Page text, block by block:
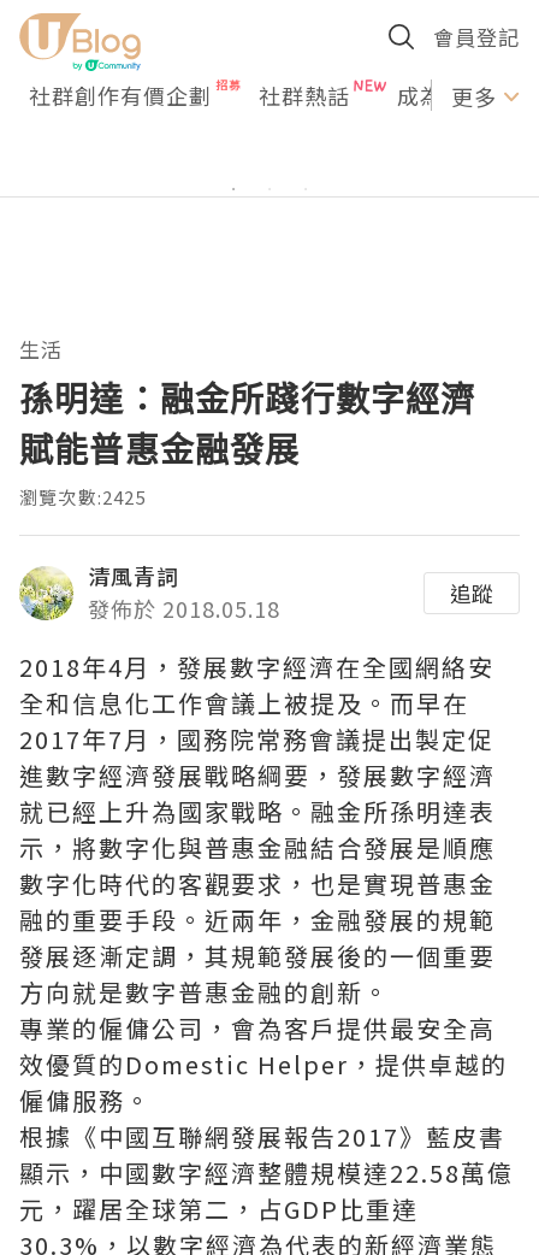
會員登記
社群創作有價企劃 社群熱話 成為U更多
生活
孫明達：融金所踐行數字經濟
賦能普惠金融發展
瀏覽次數:2425
清風青詞
發佈於 2018.05.18
追蹤
2018年4月，發展數字經濟在全國網絡安
全和信息化工作會議上被提及。而早在
2017年7月，國務院常務會議提出製定促
進數字經濟發展戰略綱要，發展數字經濟
就已經上升為國家戰略。融金所孫明達表
示，將數字化與普惠金融結合發展是順應
數字化時代的客觀要求，也是實現普惠金
融的重要手段。近兩年，金融發展的規範
發展逐漸定調，其規範發展後的一個重要
方向就是數字普惠金融的創新。
專業的僱傭公司，會為客戶提供最安全高
效優質的Domestic Helper，提供卓越的
僱傭服務 。
根據《中國互聯網發展報告2017》藍皮書
顯示，中國數字經濟整體規模達22.58萬億
元，躍居全球第二，占GDP比重達
30.3%，以數字經濟為代表的新經濟業態